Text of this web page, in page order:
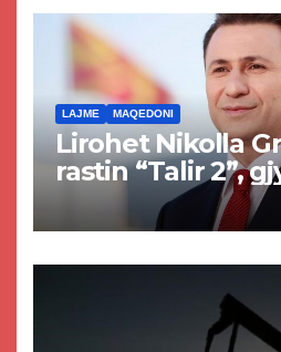
LAJME MAQEDONI
Lirohet Nikolla
rastin “Talir 2”,
akuzat për
paligjshëm të